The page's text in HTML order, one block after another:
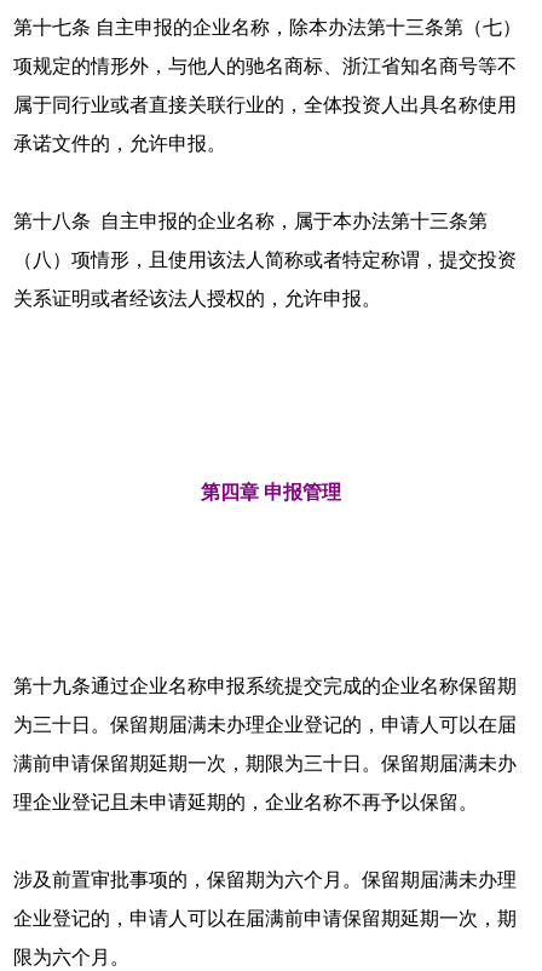
第十七条 自主申报的企业名称，除本办法第十三条第（七）
项规定的情形外，与他人的驰名商标、浙江省知名商号等不
属于同行业或者直接关联行业的，全体投资人出具名称使用
承诺文件的，允许申报。
第十八条 自主申报的企业名称，属于本办法第十三条第
（八）项情形，且使用该法人简称或者特定称谓，提交投资
关系证明或者经该法人授权的，允许申报。
第四章 申报管理
第十九条通过企业名称申报系统提交完成的企业名称保留期
为三十日。保留期届满未办理企业登记的，申请人可以在届
满前申请保留期延期一次，期限为三十日。保留期届满未办
理企业登记且未申请延期的，企业名称不再予以保留。
涉及前置审批事项的，保留期为六个月。保留期届满未办理
企业登记的，申请人可以在届满前申请保留期延期一次，期
限为六个月。